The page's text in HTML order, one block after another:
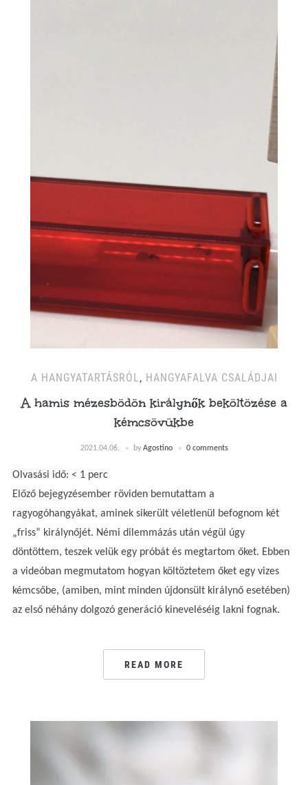
A HANGYATARTÁSRÓL , HANGYAFALVA CSALÁDJAI
A hamis mézesbödön királynők beköltözése a
kémcsövükbe
2021.04.06. by Agostino 0 comments
Olvasási idő: < 1 perc
Előző bejegyzésember röviden bemutattam a
ragyogóhangyákat, aminek sikerült véletlenül befognom két
„friss” királynőjét. Némi dilemmázás után végül úgy
döntöttem, teszek velük egy próbát és megtartom őket. Ebben
a videóban megmutatom hogyan költöztetem őket egy vizes
kémcsőbe, (amiben, mint minden újdonsült királynő esetében)
az első néhány dolgozó generáció kineveléséig lakni fognak.
READ MORE